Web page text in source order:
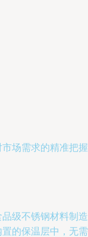
场需求的精准把
级不锈钢材料制
的保温层中，无